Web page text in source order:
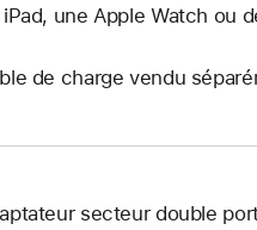
une Apple Watch ou
de charge vendu
secteur double